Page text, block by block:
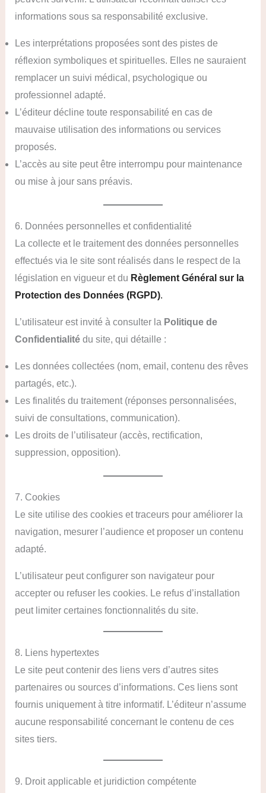
informations sous sa responsabilité exclusive.
Les interprétations proposées sont des pistes de
réflexion symboliques et spirituelles. Elles ne sauraient
remplacer un suivi médical, psychologique ou
professionnel adapté.
L’éditeur décline toute responsabilité en cas de
mauvaise utilisation des informations ou services
proposés.
L’accès au site peut être interrompu pour maintenance
ou mise à jour sans préavis.
6. Données personnelles et confidentialité
La collecte et le traitement des données personnelles
effectués via le site sont réalisés dans le respect de la
législation en vigueur et du Règlement Général sur la
Protection des Données (RGPD).
L’utilisateur est invité à consulter la Politique de
Confidentialitédu site, qui détaille :
Les données collectées (nom, email, contenu des rêves
partagés, etc.).
Les finalités du traitement (réponses personnalisées,
suivi de consultations, communication).
Les droits de l’utilisateur (accès, rectification,
suppression, opposition).
7. Cookies
Le site utilise des cookies et traceurs pour améliorer la
navigation, mesurer l’audience et proposer un contenu
adapté.
L’utilisateur peut configurer son navigateur pour
accepter ou refuser les cookies. Le refus d’installation
peut limiter certaines fonctionnalités du site.
8. Liens hypertextes
Le site peut contenir des liens vers d’autres sites
partenaires ou sources d’informations. Ces liens sont
fournis uniquement à titre informatif. L’éditeur n’assume
aucune responsabilité concernant le contenu de ces
sites tiers.
9. Droit applicable et juridiction compétente